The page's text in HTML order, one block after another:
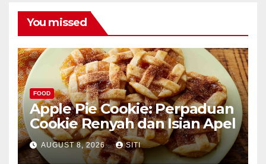
You missed
FOOD
Apple Pie Cookie: Perpaduan
Cookie Renyah dan Isian Apel
AUGUST 8, 2026 SITI